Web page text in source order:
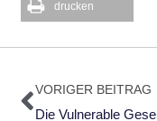
drucken
Zurück
VORIGER BEITRAG